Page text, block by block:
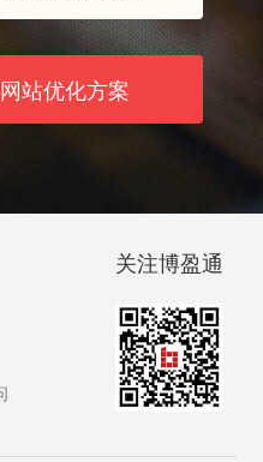
站优化方案
关注博盈通